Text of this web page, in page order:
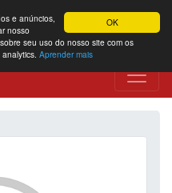
OK
e anúncios,
nosso
seu uso do nosso site com os
Aprender mais